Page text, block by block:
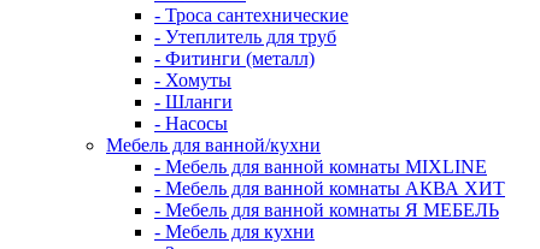
- Троса сантехнические
- Утеплитель для труб
- Фитинги (металл)
- Хомуты
- Шланги
- Насосы
Мебель для ванной/кухни
- Мебель для ванной комнаты MIXLINE
- Мебель для ванной комнаты АКВА ХИТ
- Мебель для ванной комнаты Я МЕБЕЛЬ
- Мебель для кухни